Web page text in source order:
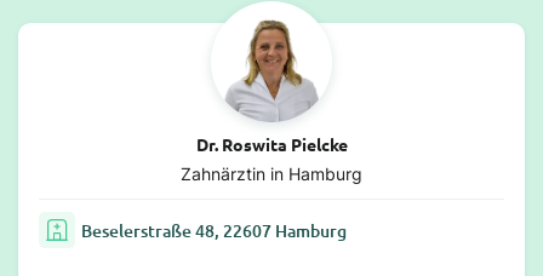
Dr. Roswita Pielcke
Zahnärztin in Hamburg
Beselerstraße 48, 22607 Hamburg